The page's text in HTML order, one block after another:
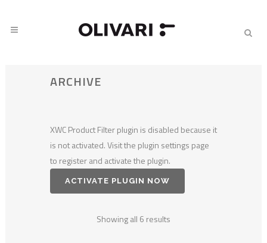
ARCHIVE
XWC Product Filter plugin is disabled because it
is not activated. Visit the plugin settings page
to register and activate the plugin.
ACTIVATE PLUGIN NOW
Showing all 6 results